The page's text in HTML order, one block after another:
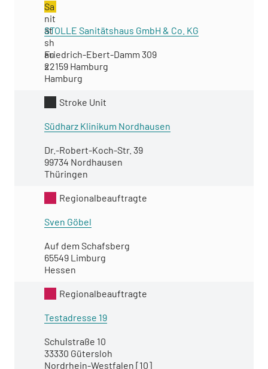
Sa
nit
ät
sh
au
s
STOLLE Sanitätshaus GmbH & Co. KG
Friedrich-Ebert-Damm 309
22159 Hamburg
Hamburg
Stroke Unit
Südharz Klinikum Nordhausen
Dr.-Robert-Koch-Str. 39
99734 Nordhausen
Thüringen
Regionalbeauftragte
Sven Göbel
Auf dem Schafsberg
65549 Limburg
Hessen
Regionalbeauftragte
Testadresse 19
Schulstraße 10
33330 Gütersloh
Nordrhein-Westfalen [10]